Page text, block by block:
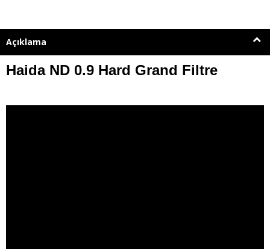
Açıklama
Haida ND 0.9 Hard Grand Filtre